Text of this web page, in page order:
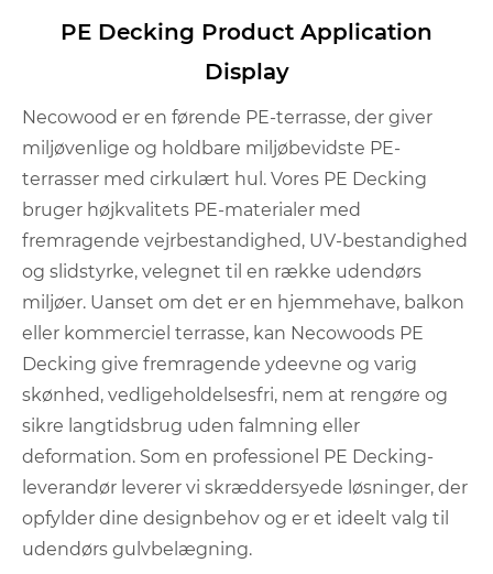
PE Decking Product Application
Display
Necowood er en førende PE-terrasse, der giver
miljøvenlige og holdbare miljøbevidste PE-
terrasser med cirkulært hul. Vores PE Decking
bruger højkvalitets PE-materialer med
fremragende vejrbestandighed, UV-bestandighed
og slidstyrke, velegnet til en række udendørs
miljøer. Uanset om det er en hjemmehave, balkon
eller kommerciel terrasse, kan Necowoods PE
Decking give fremragende ydeevne og varig
skønhed, vedligeholdelsesfri, nem at rengøre og
sikre langtidsbrug uden falmning eller
deformation. Som en professionel PE Decking-
leverandør leverer vi skræddersyede løsninger, der
opfylder dine designbehov og er et ideelt valg til
udendørs gulvbelægning.